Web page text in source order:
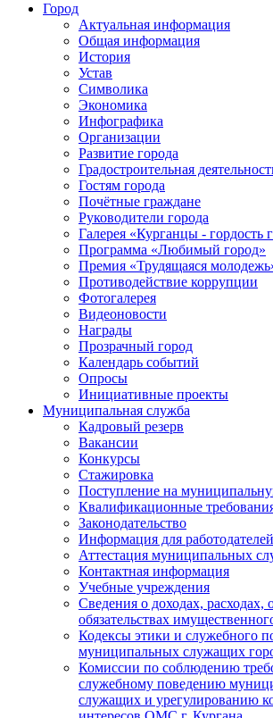
Город
Актуальная информация
Общая информация
История
Устав
Символика
Экономика
Инфографика
Организации
Развитие города
Градостроительная
Гостям города
Почётные граждане
Руководители города
Галерея «Курганцы - гордость
Программа «Любимый город»
Премия «Трудящаяся
Противодействие коррупции
Фотогалерея
Видеоновости
Награды
Прозрачный город
Календарь событий
Опросы
Инициативные проекты
Муниципальная служба
Кадровый резерв
Вакансии
Конкурсы
Стажировка
Поступление на
Квалификационные
Законодательство
Информация для работодателей
Аттестация муниципальных
Контактная информация
Учебные учреждения
Сведения о доходах, расходах,
обязательствах
Кодексы этики и служебного
муниципальных служащих
Комиссии по соблюдению
служебному поведению
служащих и урегулированию